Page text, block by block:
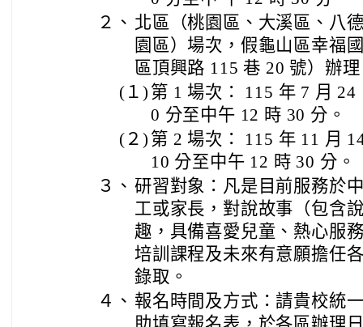
２、 北區（桃園區、大溪區、八
園區）場次，假龜山區幸福
區頂興路 115 巷 20 號）辦
(１) 第 1 場次： 115 年 7 月
0 分至中午 12 時 30 分。
(２) 第 2 場次： 115 年 11 月
10 分至中午 12 時 30 分。
３、 研習對象：凡是目前服務於
工或家長，對說故事（包含
趣，具備喜愛兒童、熱心服
培訓課程及未來有意願擔任
錄取。
４、 報名時間及方式：請貴校統